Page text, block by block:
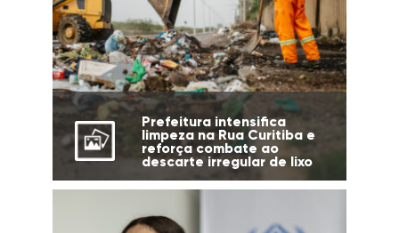
Prefeitura intensifica
limpeza na Rua Curitiba e
reforça combate ao
descarte irregular de lixo